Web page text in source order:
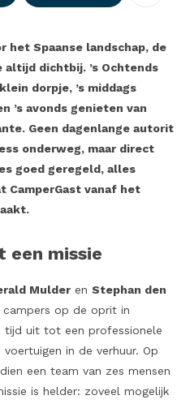
het Spaanse landschap, de
altijd dichtbij. ’s Ochtends
dorpje, ’s middags
’s avonds genieten van
Geen dagenlange autorit
onderweg, maar direct
goed geregeld, alles
CamperGast vanaf het
een missie
Mulder en Stephan den
op de oprit in
tijd uit tot een professionele
in de verhuur. Op
een team van zes mensen
is helder: zoveel mogelijk